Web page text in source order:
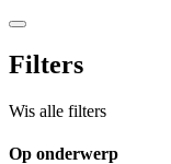
Filters
Wis alle filters
Op onderwerp